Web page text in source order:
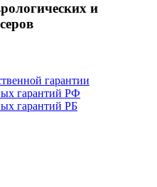
и
гарантии
гарантий РФ
гарантий РБ